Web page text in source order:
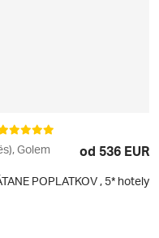
Golem od 536 EUR
POPLATKOV , 5* hotely